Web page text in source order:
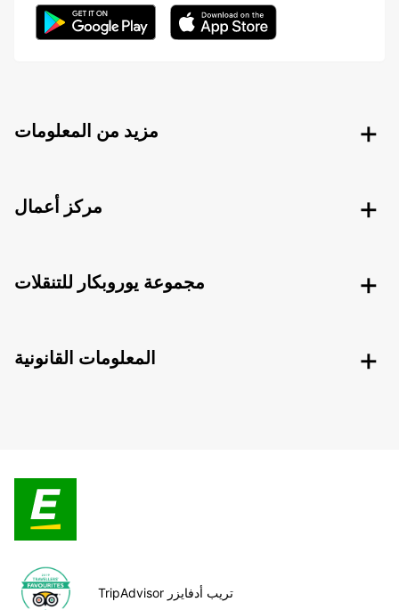
مزيد من المعلومات
مركز أعمال
مجموعة يوروبكار للتنقلات
المعلومات القانونية
TripAdvisor تريب أدفايزر